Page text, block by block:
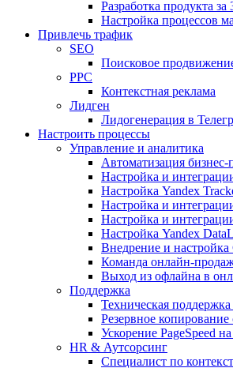
Разработка продукта за
Настройка процессов
Привлечь трафик
SEO
Поисковое
PPC
Контекстная реклама
Лидген
Лидогенерация в
Настроить процессы
Управление и аналитика
Автоматизация бизнес-
Настройка и
Настройка Yandex
Настройка и
Настройка и
Настройка Yandex
Внедрение и настройка
Команда онлайн-
Выход из офлайна в
Поддержка
Техническая поддержка
Резервное копирование
Ускорение PageSpeed
HR & Аутсорсинг
Специалист по